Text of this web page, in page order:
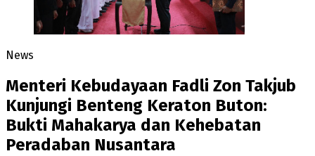
News
Menteri Kebudayaan Fadli Zon Takjub
Kunjungi Benteng Keraton Buton:
Bukti Mahakarya dan Kehebatan
Peradaban Nusantara